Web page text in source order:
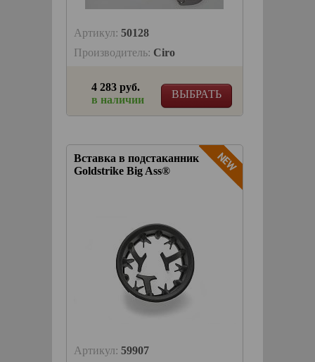
Артикул: 50128
Производитель: Ciro
ВЫБРАТЬ
4 283 руб.
в наличии
Вставка в подстаканник
Goldstrike Big Ass®
Артикул: 59907